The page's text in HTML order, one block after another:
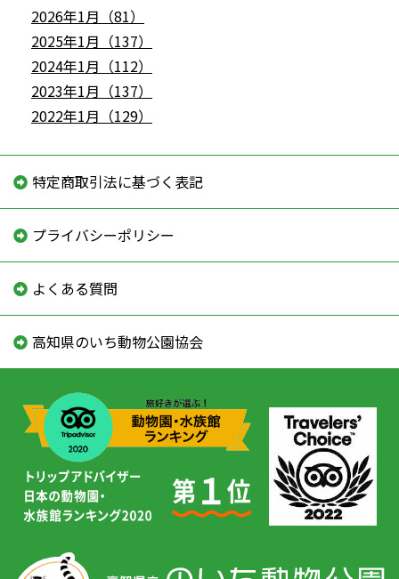
2026年1月（81）
2025年1月（137）
2024年1月（112）
2023年1月（137）
2022年1月（129）
特定商取引法に基づく表記
プライバシーポリシー
よくある質問
高知県のいち動物公園協会